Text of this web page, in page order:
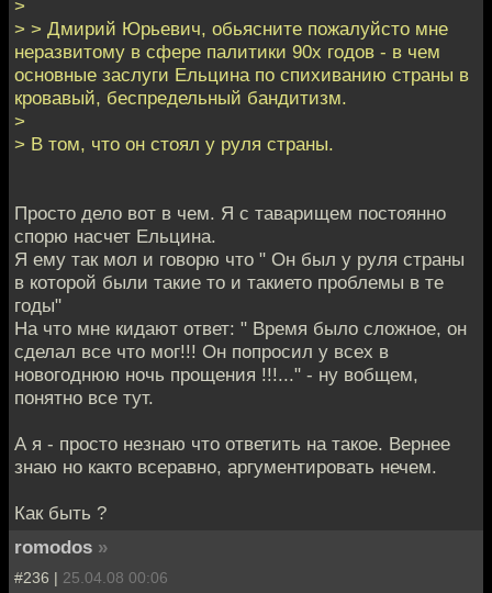
>
> > Дмирий Юрьевич, обьясните пожалуйсто мне
неразвитому в сфере палитики 90х годов - в чем
основные заслуги Ельцина по спихиванию страны в
кровавый, беспредельный бандитизм.
>
> В том, что он стоял у руля страны.
Просто дело вот в чем. Я с таварищем постоянно
спорю насчет Ельцина.
Я ему так мол и говорю что " Он был у руля страны
в которой были такие то и такието проблемы в те
годы"
На что мне кидают ответ: " Время было сложное, он
сделал все что мог!!! Он попросил у всех в
новогоднюю ночь прощения !!!..." - ну вобщем,
понятно все тут.
А я - просто незнаю что ответить на такое. Вернее
знаю но както всеравно, аргументировать нечем.
Как быть ?
romodos »
#236 | 25.04.08 00:06